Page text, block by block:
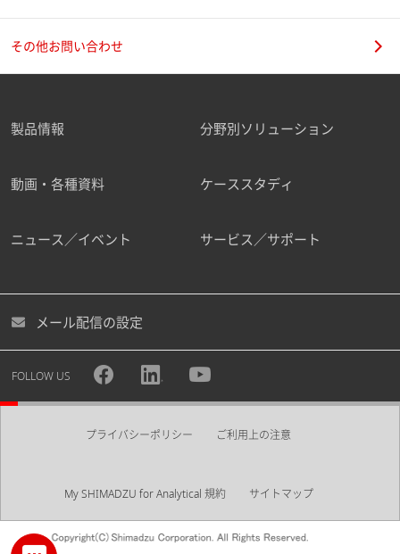
その他お問い合わせ
製品情報 分野別ソリューション
動画・各種資料 ケーススタディ
ニュース／イベント サービス／サポート
メール配信の設定
FOLLOW US
プライバシーポリシー ご利用上の注意
My SHIMADZU for Analytical 規約 サイトマップ